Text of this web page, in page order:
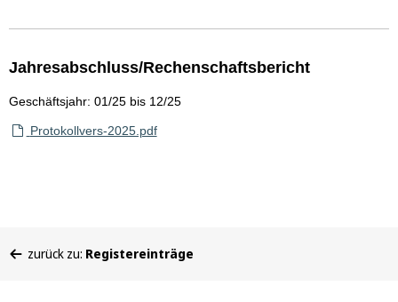
Jahresabschluss/Rechenschaftsbericht
Geschäftsjahr: 01/25 bis 12/25
Protokollvers-2025.pdf
befinden
zurück zu: Registereinträge